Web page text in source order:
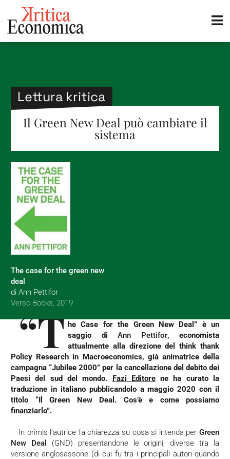
Lettura kritica
Il Green New Deal può cambiare il
sistema
The case for the green new
deal
di Ann Pettifor
Verso Books, 2019
“T he Case for the Green New Deal” è un
saggio di Ann Pettifor, economista
attualmente alla direzione del think thank
Policy Research in Macroeconomics, già animatrice della
campagna “Jubilee 2000” per la cancellazione del debito dei
Paesi del sud del mondo. Fazi Editorene ha curato la
traduzione in italiano pubblicandolo a maggio 2020 con il
titolo “Il Green New Deal. Cos’è e come possiamo
finanziarlo”.
In primis l’autrice fa chiarezza su cosa si intenda per Green
New Deal
(GND) presentandone le origini, diverse tra la
versione anglosassone (di cui fu tra i principali autori quando